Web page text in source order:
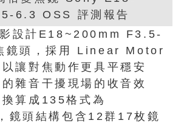
設計E18~200mm F3.5-
鏡頭，採用 Linear Motor
讓對焦動作更具平穩安
雜音干擾現場的收音效
算成135格式為
鏡頭結構包含12群17枚鏡